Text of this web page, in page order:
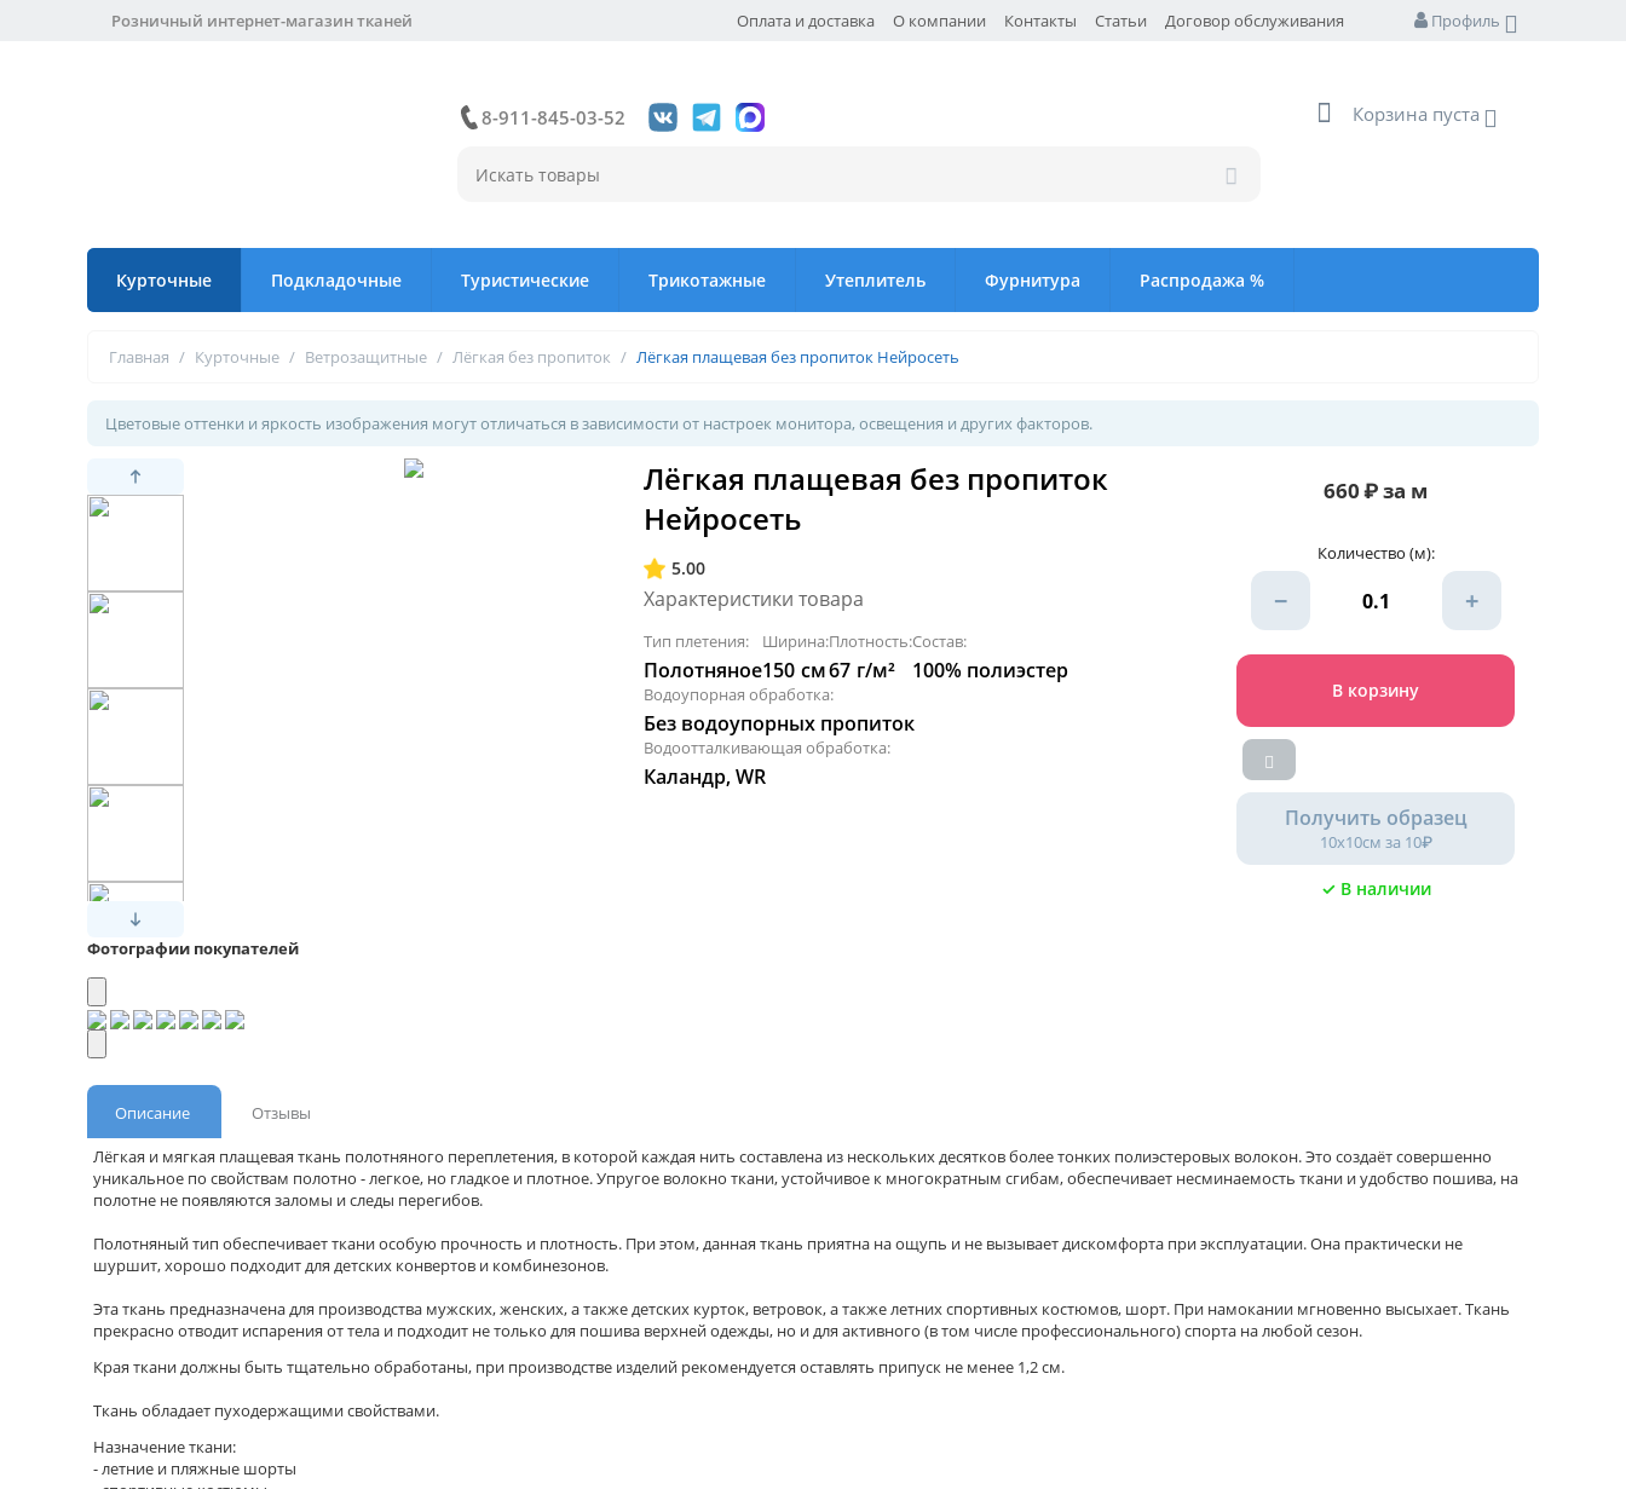
Профиль
Оплата и доставка О компании Контакты Статьи Договор обслуживания
Розничный интернет-магазин тканей
8-911-845-03-52 Корзина пуста
Курточные Подкладочные Туристические Трикотажные Утеплитель Фурнитура Распродажа %
Главная / Курточные / Ветрозащитные / Лёгкая без пропиток / Лёгкая плащевая без пропиток Нейросеть
Цветовые оттенки и яркость изображения могут отличаться в зависимости от настроек монитора, освещения и других факторов.
Лёгкая плащевая без пропиток
Нейросеть
5.00
Характеристики товара
Тип плетения:
Полотняное
Ширина:
150 см
Плотность:
67 г/м²
Состав:
100% полиэстер
Водоупорная обработка:
Без водоупорных пропиток
Водоотталкивающая обработка:
Каландр, WR
660₽за м
Количество (м):
− +
В корзину
Получить образец
10х10см за 10₽
✓ В наличии
Фотографии покупателей
Описание
Отзывы
Лёгкая и мягкая плащевая ткань полотняного переплетения, в которой каждая нить составлена из нескольких десятков более тонких полиэстеровых волокон. Это создаёт совершенно
уникальное по свойствам полотно - легкое, но гладкое и плотное. Упругое волокно ткани, устойчивое к многократным сгибам, обеспечивает несминаемость ткани и удобство пошива, на
полотне не появляются заломы и следы перегибов.
Полотняный тип обеспечивает ткани особую прочность и плотность. При этом, данная ткань приятна на ощупь и не вызывает дискомфорта при эксплуатации. Она практически не
шуршит, хорошо подходит для детских конвертов и комбинезонов.
Эта ткань предназначена для производства мужских, женских, а также детских курток, ветровок, а также летних спортивных костюмов, шорт. При намокании мгновенно высыхает. Ткань
прекрасно отводит испарения от тела и подходит не только для пошива верхней одежды, но и для активного (в том числе профессионального) спорта на любой сезон.
Края ткани должны быть тщательно обработаны, при производстве изделий рекомендуется оставлять припуск не менее 1,2 см.
Ткань обладает пуходержащими свойствами.
Назначение ткани:
- летние и пляжные шорты